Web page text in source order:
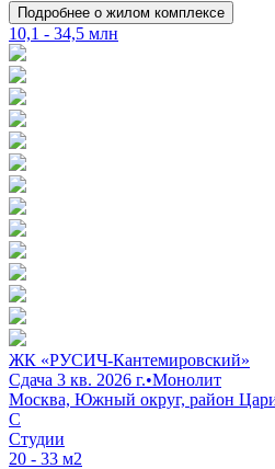
Подробнее о жилом комплексе
10,1 - 34,5 млн
ЖК «РУСИЧ-Кантемировский»
Сдача 3 кв. 2026 г.•Монолит
Москва, Южный округ, район
C
Студии
20 - 33 м2